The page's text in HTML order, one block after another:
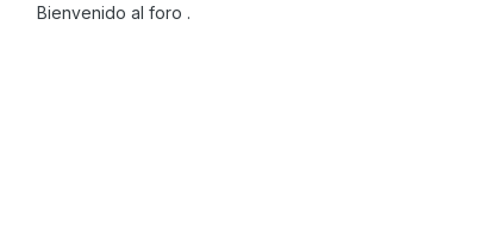
Bienvenido al foro .